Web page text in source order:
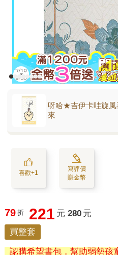
呀哈★吉伊卡哇旋風
來
喜歡+1
寫評價
賺金幣
79 折 221 元 280 元
買整套
認購希望書包，幫助弱勢孩